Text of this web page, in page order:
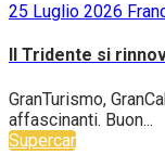
25 Luglio 2026
Il Tridente si
GranTurismo,
affascinanti. Buon...
Supercar